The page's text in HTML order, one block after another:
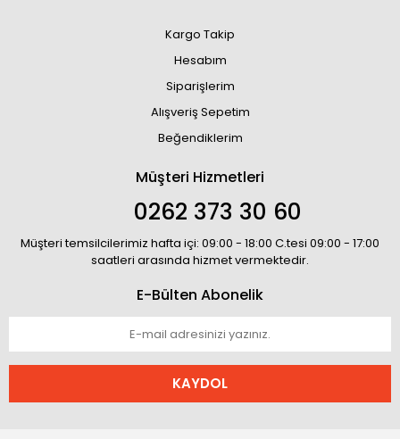
Kargo Takip
Hesabım
Siparişlerim
Alışveriş Sepetim
Beğendiklerim
Müşteri Hizmetleri
0262 373 30 60
Müşteri temsilcilerimiz hafta içi: 09:00 - 18:00 C.tesi 09:00 - 17:00
saatleri arasında hizmet vermektedir.
E-Bülten Abonelik
KAYDOL